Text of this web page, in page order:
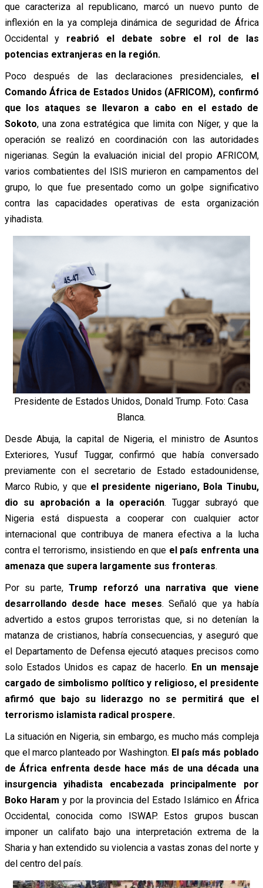
que caracteriza al republicano, marcó un nuevo punto de
inflexión en la ya compleja dinámica de seguridad de África
Occidental y reabrió el debate sobre el rol de las
potencias extranjeras en la región.
Poco después de las declaraciones presidenciales, el
Comando África de Estados Unidos (AFRICOM), confirmó
que los ataques se llevaron a cabo en el estado de
Sokoto, una zona estratégica que limita con Níger, y que la
operación se realizó en coordinación con las autoridades
nigerianas. Según la evaluación inicial del propio AFRICOM,
varios combatientes del ISIS murieron en campamentos del
grupo, lo que fue presentado como un golpe significativo
contra las capacidades operativas de esta organización
yihadista.
Presidente de Estados Unidos, Donald Trump. Foto: Casa
Blanca.
Desde Abuja, la capital de Nigeria, el ministro de Asuntos
Exteriores, Yusuf Tuggar, confirmó que había conversado
previamente con el secretario de Estado estadounidense,
Marco Rubio, y que el presidente nigeriano, Bola Tinubu,
dio su aprobación a la operación. Tuggar subrayó que
Nigeria está dispuesta a cooperar con cualquier actor
internacional que contribuya de manera efectiva a la lucha
contra el terrorismo, insistiendo en que el país enfrenta una
amenaza que supera largamente sus fronteras.
Por su parte,Trump reforzó una narrativa que viene
desarrollando desde hace meses. Señaló que ya había
advertido a estos grupos terroristas que, si no detenían la
matanza de cristianos, habría consecuencias, y aseguró que
el Departamento de Defensa ejecutó ataques precisos como
solo Estados Unidos es capaz de hacerlo. En un mensaje
cargado de simbolismo político y religioso, el presidente
afirmó que bajo su liderazgo no se permitirá que el
terrorismo islamista radical prospere.
La situación en Nigeria, sin embargo, es mucho más compleja
que el marco planteado por Washington. El país más poblado
de África enfrenta desde hace más de una década una
insurgencia yihadista encabezada principalmente por
Boko Haram y por la provincia del Estado Islámico en África
Occidental, conocida como ISWAP. Estos grupos buscan
imponer un califato bajo una interpretación extrema de la
Sharia y han extendido su violencia a vastas zonas del norte y
del centro del país.